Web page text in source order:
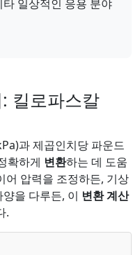
일상적인 응용 분야
킬로파스칼
과 제곱인치당 파운드
확하게 변환하는 데 도움
어 압력을 조정하든, 기상
을 다루든, 이 변환 계산
.